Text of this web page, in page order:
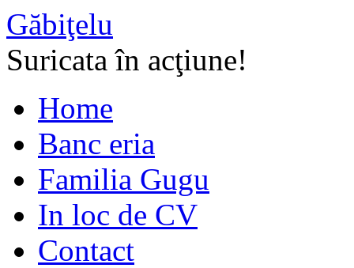
Găbiţelu
Suricata în acţiune!
Home
Banc eria
Familia Gugu
In loc de CV
Contact